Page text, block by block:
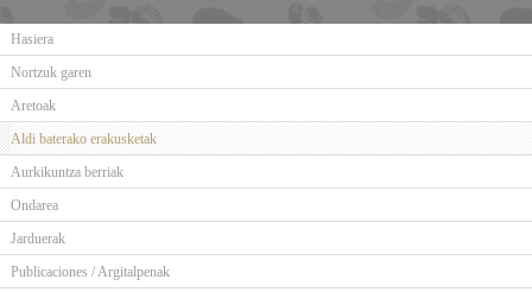
Hasiera
Nortzuk garen
Aretoak
Aldi baterako erakusketak
Aurkikuntza berriak
Ondarea
Jarduerak
Publicaciones / Argitalpenak